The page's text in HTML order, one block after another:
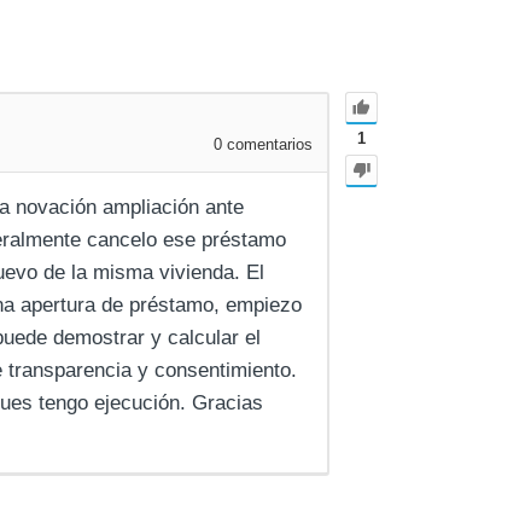
1
0 comentarios
novación ampliación ante
cancelo ese préstamo
de la misma vivienda. El
apertura de préstamo, empiezo
demostrar y calcular el
y consentimiento.
tengo ejecución. Gracias